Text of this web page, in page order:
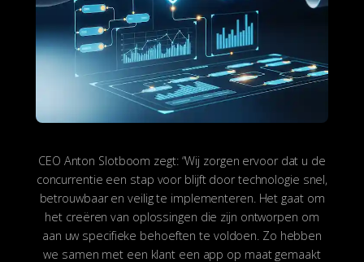
CEO Anton Slotboom zegt: “Wij zorgen ervoor dat u de
concurrentie een stap voor blijft door technologie snel,
betrouwbaar en veilig te implementeren. Het gaat om
het creëren van oplossingen die zijn ontworpen om
aan uw specifieke behoeften te voldoen. Zo hebben
we samen met een klant een app op maat gemaakt